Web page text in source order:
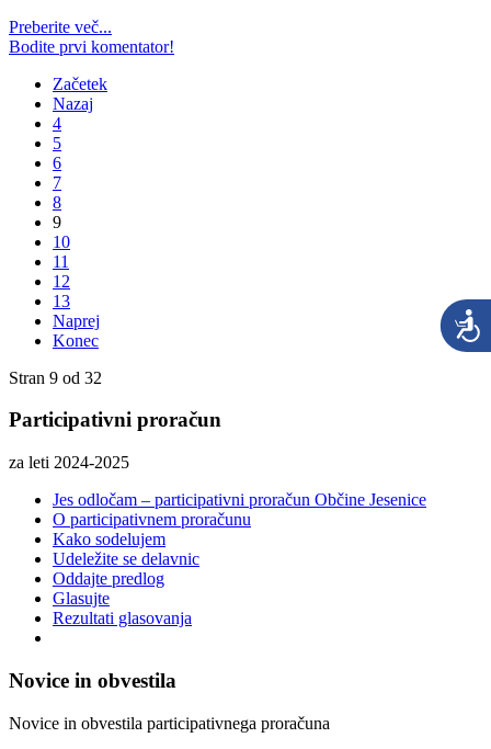
Preberite več...
Bodite prvi komentator!
Začetek
Nazaj
4
5
6
7
8
9
10
11
12
13
Naprej
Konec
Stran 9 od 32
Participativni proračun
za leti 2024-2025
Jes odločam – participativni proračun Občine Jesenice
O participativnem proračunu
Kako sodelujem
Udeležite se delavnic
Oddajte predlog
Glasujte
Rezultati glasovanja
Novice in obvestila
Novice in obvestila participativnega proračuna